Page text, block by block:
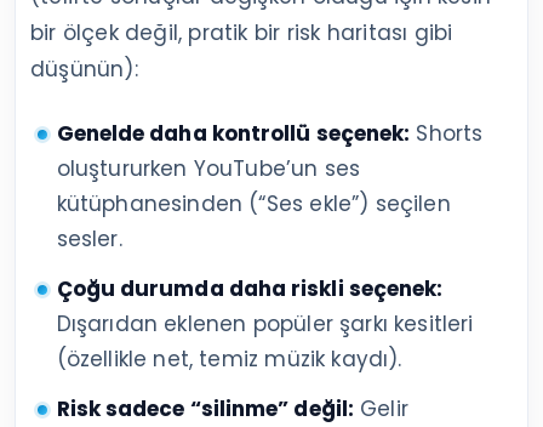
bir ölçek değil, pratik bir risk haritası gibi
düşünün):
Genelde daha kontrollü seçenek: Shorts
oluştururken YouTube’un ses
kütüphanesinden (“Ses ekle”) seçilen
sesler.
Çoğu durumda daha riskli seçenek:
Dışarıdan eklenen popüler şarkı kesitleri
(özellikle net, temiz müzik kaydı).
Risk sadece “silinme” değil: Gelir